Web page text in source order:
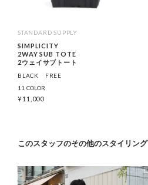
STANDARD SUPPLY
SIMPLICITY
2WAY SUB TOTE
2ウェイサブトート
BLACK
FREE
11 COLOR
¥11,000
このスタッフのその他のスタイリング